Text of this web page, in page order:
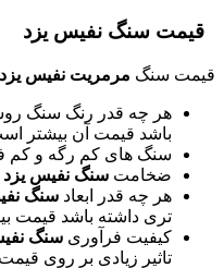
قیمت سنگ نفیس یزد
قیمت سنگ مرمریت نفیس یزد
هر چه قدر رنگ سنگ
باشد قیمت آن بیشتر
سنگ های کم رگه و کم
ضخامت سنگ نفیس یزد
هر چه قدر ابعاد سنگ
تری داشته باشد قیمت
کیفیت فرآوری سنگ
تاثیر زیادی بر روی